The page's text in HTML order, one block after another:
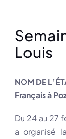
Louis
NOM DE
Français à
Du 24 au 27
a organisé